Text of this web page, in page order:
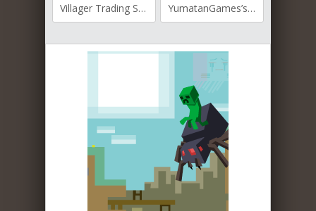
Villager Trading Station для Майнкрафт [1.19.2, 1.18.2] YumatanGames’s Villager Names для Майнкрафт [1.19.3, 1.19.2, 1.19.1]